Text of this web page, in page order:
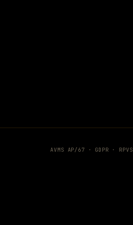
AVMS AP/67 · GDPR · RPVS